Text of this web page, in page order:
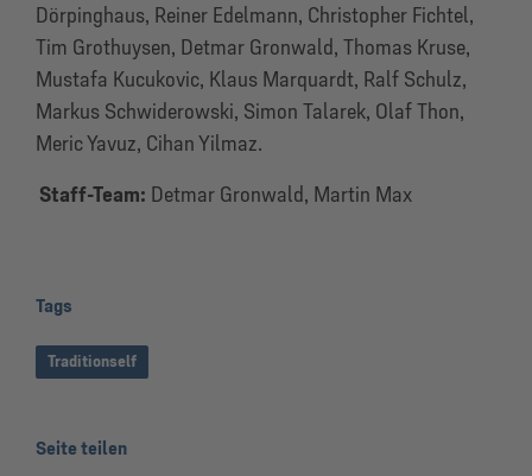
Dörpinghaus, Reiner Edelmann, Christopher Fichtel,
Tim Grothuysen, Detmar Gronwald, Thomas Kruse,
Mustafa Kucukovic, Klaus Marquardt, Ralf Schulz,
Markus Schwiderowski, Simon Talarek, Olaf Thon,
Meric Yavuz, Cihan Yilmaz.
Staff-Team: Detmar Gronwald, Martin Max
Tags
Traditionself
Seite teilen